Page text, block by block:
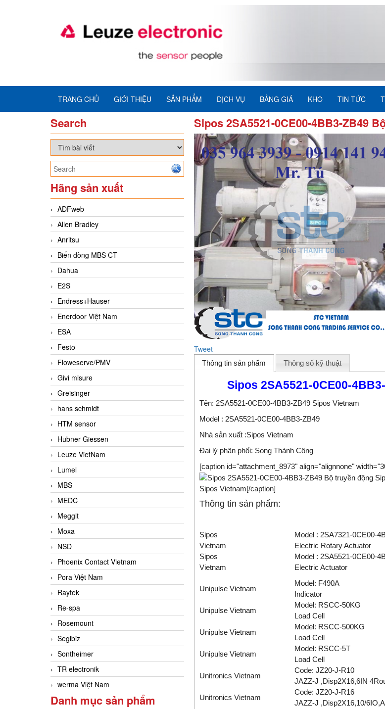
TRANG CHỦ GIỚI THIỆU SẢN PHẨM DỊCH VỤ BẢNG GIÁ KHO TIN TỨC
Search
Hãng sản xuất
ADFweb
Allen Bradley
Anritsu
Biến dòng MBS CT
Dahua
E2S
Endress+Hauser
Enerdoor Việt Nam
ESA
Festo
Floweserve/PMV
Givi misure
Greisinger
hans schmidt
HTM sensor
Hubner Giessen
Leuze VietNam
Lumel
MBS
MEDC
Meggit
Moxa
NSD
Phoenix Contact Vietnam
Pora Việt Nam
Raytek
Re-spa
Rosemount
Segibiz
Sontheimer
TR electronik
werma Việt Nam
Danh mục sản phẩm
Sipos 2SA5521-0CE00-4BB3-ZB49
Tweet
Thông tin sản phẩm Thông số kỹ thuật
Sipos 2SA5521-0CE00-
Tên: 2SA5521-0CE00-4BB3-ZB49 Sipos Vietnam
Model : 2SA5521-0CE00-4BB3-ZB49
Nhà sản xuất :Sipos Vietnam
Đại lý phân phối: Song Thành Công
[caption id="attachment_8973" align="alignnone"
Sipos Vietnam[/caption]
Thông tin sản phẩm:
Sipos
Vietnam
Model : 2SA7321-0CE00-
Electric Rotary Actuator
Sipos
Vietnam
Model : 2SA5521-0CE00-
Electric Actuator
Unipulse Vietnam
Model: F490A
Indicator
Unipulse Vietnam
Model: RSCC-50KG
Load Cell
Unipulse Vietnam
Model: RSCC-500KG
Load Cell
Unipulse Vietnam
Model: RSCC-5T
Load Cell
Unitronics Vietnam
Code: JZ20-J-R10
JAZZ-J ,Disp2X16,6IN
Unitronics Vietnam
Code: JZ20-J-R16
JAZZ-J ,Disp2X16,10/